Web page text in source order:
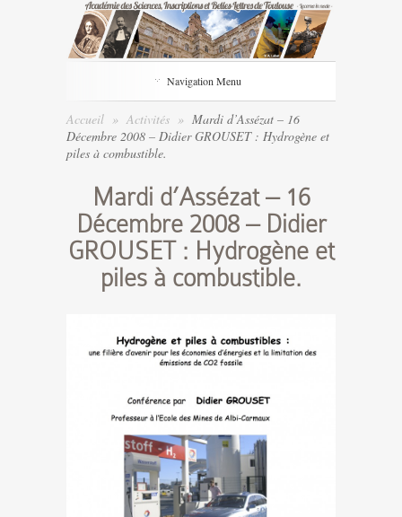
Navigation Menu
Accueil » Activités » Mardi d’Assézat – 16
Décembre 2008 – Didier GROUSET : Hydrogène et
piles à combustible.
Mardi d’Assézat – 16
Décembre 2008 – Didier
GROUSET : Hydrogène et
piles à combustible.